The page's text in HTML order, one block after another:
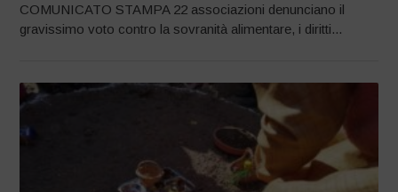
COMUNICATO STAMPA 22 associazioni denunciano il
gravissimo voto contro la sovranità alimentare, i diritti...